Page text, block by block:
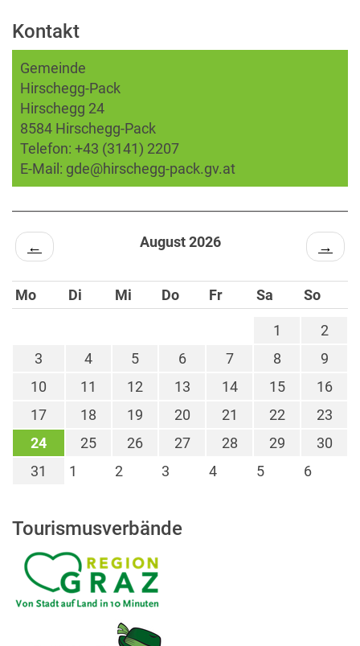
Kontakt
Gemeinde
Hirschegg-Pack
Hirschegg 24
8584 Hirschegg-Pack
Telefon: +43 (3141) 2207
E-Mail: gde@hirschegg-pack.gv.at
← August 2026 →
Mo Di Mi Do Fr Sa So
1
2
3
4 5 6 7 8
9
10
11 12 13 14 15
16
17
18 19 20 21 22
23
24
25 26 27 28 29
30
31
1 2 3 4 5 6
Tourismusverbände